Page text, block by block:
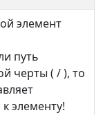
элемент
путь
черты ( / ), то
элементу!